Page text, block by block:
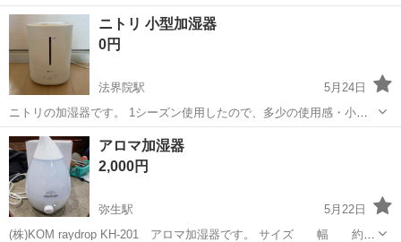
岡山 総社市 季節、空調家電
ニトリ 小型加湿器
0円
法界院駅
5月24日
ニトリの加湿器です。 1シーズン使用したので、多少の使用感・小傷
はありますが問題なく使用できます。 受け取りに来ていただける方で
探しております。 よろしくお願いします。
岡山 岡山市 法界院駅
アロマ加湿器
2,000円
弥生駅
5月22日
(株)KOM raydrop KH-201 アロマ加湿器です。 サイズ 幅 約